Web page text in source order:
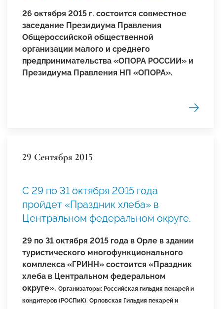
26 октября 2015 г. состоится совместное
заседание Президиума Правления
Общероссийской общественной
организации малого и среднего
предпринимательства «ОПОРА РОССИИ» и
Президиума Правления НП «ОПОРА».
29 Сентября 2015
C 29 по 31 октября 2015 года
пройдет «Праздник хлеба» в
Центральном федеральном округе.
29 по 31 октября 2015 года в Орле в здании
туристического многофункционального
комплекса «ГРИНН» состоится «Праздник
хлеба в Центральном федеральном
округе». Организаторы: Российская гильдия пекарей и
кондитеров (РОСПиК), Орловская Гильдия пекарей и